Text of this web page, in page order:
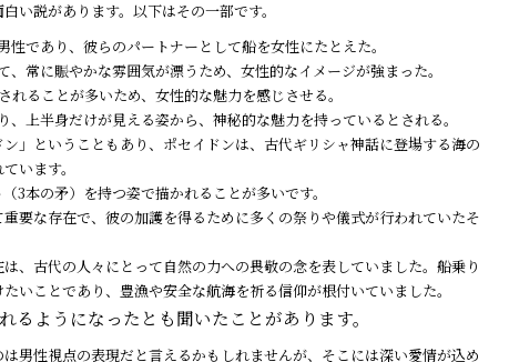
い説があります。以下はその一部です。
性であり、彼らのパートナーとして船を女性にたとえた。
、常に賑やかな雰囲気が漂うため、女性的なイメージが強まった。
れることが多いため、女性的な魅力を感じさせる。
、上半身だけが見える姿から、神秘的な魅力を持っているとされる。
」ということもあり、ポセイドンは、古代ギリシャ神話に登場する海の
います。
3本の矛）を持つ姿で描かれることが多いです。
要な存在で、彼の加護を得るために多くの祭りや儀式が行われていたそ
、古代の人々にとって自然の力への畏敬の念を表していました。船乗り
いことであり、豊漁や安全な航海を祈る信仰が根付いていました。
るようになったとも聞いたことがあります。
男性視点の表現だと言えるかもしれませんが、そこには深い愛情が込め